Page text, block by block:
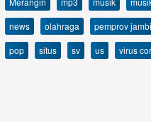
news
olahraga pemprov jambi
pop
situs sv us virus